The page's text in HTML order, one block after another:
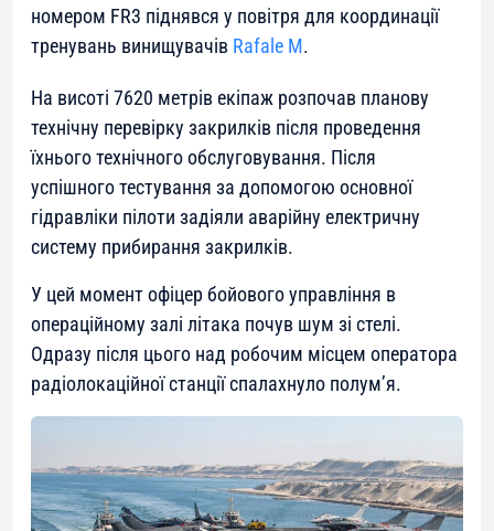
номером FR3 піднявся у повітря для координації
тренувань винищувачів Rafale M.
На висоті 7620 метрів екіпаж розпочав планову
технічну перевірку закрилків після проведення
їхнього технічного обслуговування. Після
успішного тестування за допомогою основної
гідравліки пілоти задіяли аварійну електричну
систему прибирання закрилків.
У цей момент офіцер бойового управління в
операційному залі літака почув шум зі стелі.
Одразу після цього над робочим місцем оператора
радіолокаційної станції спалахнуло полум’я.